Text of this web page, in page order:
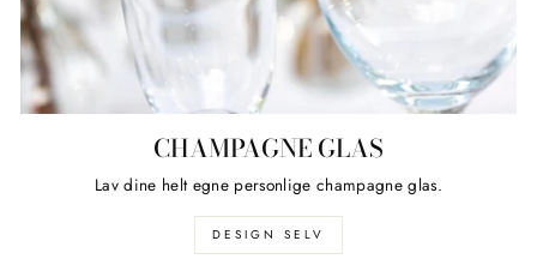
CHAMPAGNE GLAS
Lav dine helt egne personlige champagne glas.
DESIGN SELV